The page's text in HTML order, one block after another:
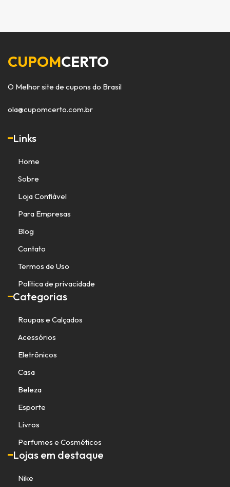
CUPOMCERTO
O Melhor site de cupons do Brasil
ola@cupomcerto.com.br
Links
Home
Sobre
Loja Confiável
Para Empresas
Blog
Contato
Termos de Uso
Política de privacidade
Categorias
Roupas e Calçados
Acessórios
Eletrônicos
Casa
Beleza
Esporte
Livros
Perfumes e Cosméticos
Lojas em destaque
Nike